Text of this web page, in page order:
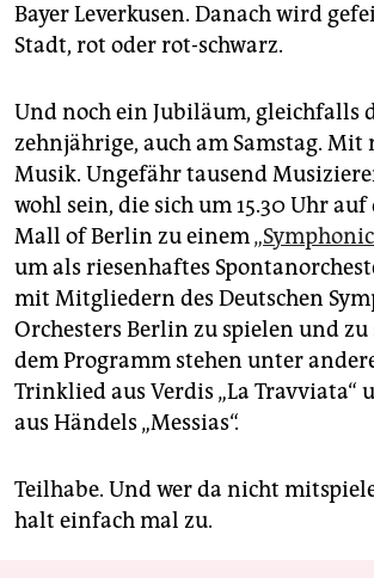
Bayer Leverkusen. Danach wird
Stadt, rot oder rot-schwarz.
Und noch ein Jubiläum, gleichfalls
zehnjährige, auch am Samstag. Mit
Musik. Ungefähr tausend
wohl sein, die sich um 15.30 Uhr auf
Mall of Berlin zu einem
um als riesenhaftes
mit Mitgliedern des Deutschen
Orchesters Berlin zu spielen und
dem Programm stehen unter
Trinklied aus Verdis „La Travviata“
aus Händels „Messias“.
Teilhabe. Und wer da nicht
halt einfach mal zu.